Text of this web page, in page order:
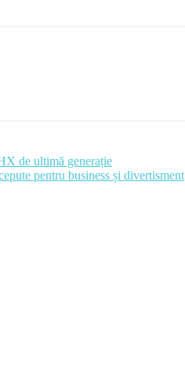
de ultimă generație
pentru business și divertisment